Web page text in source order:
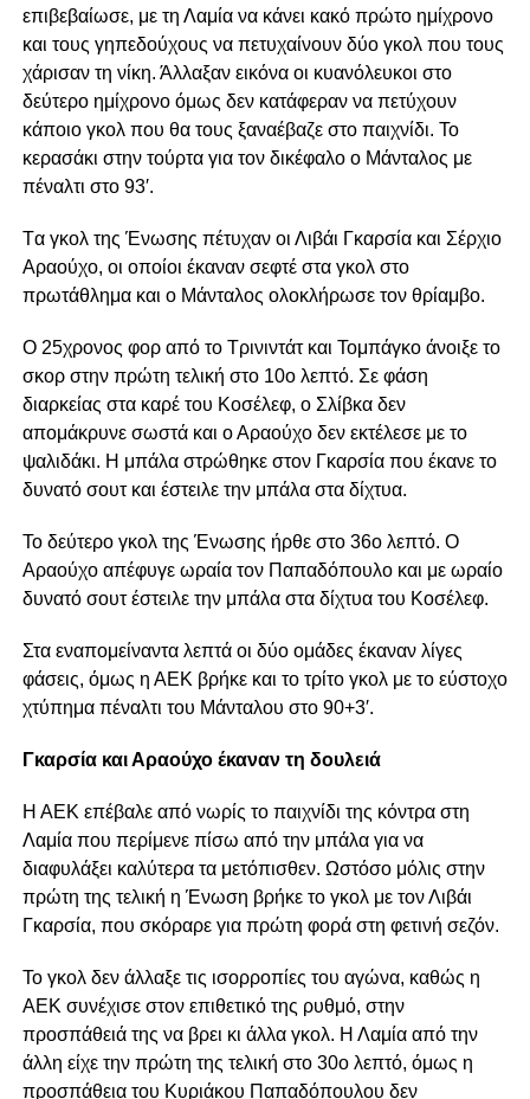
επιβεβαίωσε, με τη Λαμία να κάνει κακό πρώτο ημίχρονο
και τους γηπεδούχους να πετυχαίνουν δύο γκολ που τους
χάρισαν τη νίκη. Άλλαξαν εικόνα οι κυανόλευκοι στο
δεύτερο ημίχρονο όμως δεν κατάφεραν να πετύχουν
κάποιο γκολ που θα τους ξαναέβαζε στο παιχνίδι. Το
κερασάκι στην τούρτα για τον δικέφαλο ο Μάνταλος με
πέναλτι στο 93′.
Tα γκολ της Ένωσης πέτυχαν οι Λιβάι Γκαρσία και Σέρχιο
Αραούχο, οι οποίοι έκαναν σεφτέ στα γκολ στο
πρωτάθλημα και ο Μάνταλος ολοκλήρωσε τον θρίαμβο.
Ο 25χρονος φορ από το Τρινιντάτ και Τομπάγκο άνοιξε το
σκορ στην πρώτη τελική στο 10ο λεπτό. Σε φάση
διαρκείας στα καρέ του Κοσέλεφ, ο Σλίβκα δεν
απομάκρυνε σωστά και ο Αραούχο δεν εκτέλεσε με το
ψαλιδάκι. Η μπάλα στρώθηκε στον Γκαρσία που έκανε το
δυνατό σουτ και έστειλε την μπάλα στα δίχτυα.
Το δεύτερο γκολ της Ένωσης ήρθε στο 36ο λεπτό. Ο
Αραούχο απέφυγε ωραία τον Παπαδόπουλο και με ωραίο
δυνατό σουτ έστειλε την μπάλα στα δίχτυα του Κοσέλεφ.
Στα εναπομείναντα λεπτά οι δύο ομάδες έκαναν λίγες
φάσεις, όμως η ΑΕΚ βρήκε και το τρίτο γκολ με το εύστοχο
χτύπημα πέναλτι του Μάνταλου στο 90+3′.
Γκαρσία και Αραούχο έκαναν τη δουλειά
Η ΑΕΚ επέβαλε από νωρίς το παιχνίδι της κόντρα στη
Λαμία που περίμενε πίσω από την μπάλα για να
διαφυλάξει καλύτερα τα μετόπισθεν. Ωστόσο μόλις στην
πρώτη της τελική η Ένωση βρήκε το γκολ με τον Λιβάι
Γκαρσία, που σκόραρε για πρώτη φορά στη φετινή σεζόν.
Το γκολ δεν άλλαξε τις ισορροπίες του αγώνα, καθώς η
ΑΕΚ συνέχισε στον επιθετικό της ρυθμό, στην
προσπάθειά της να βρει κι άλλα γκολ. Η Λαμία από την
άλλη είχε την πρώτη της τελική στο 30ο λεπτό, όμως η
προσπάθεια του Κυριάκου Παπαδόπουλου δεν